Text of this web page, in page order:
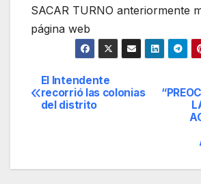
SACAR TURNO anteriormente
página web
Navegación
de
El Intendente
recorrió las colonias
del distrito